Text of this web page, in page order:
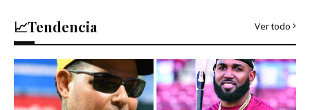
📈Tendencia Ver todo